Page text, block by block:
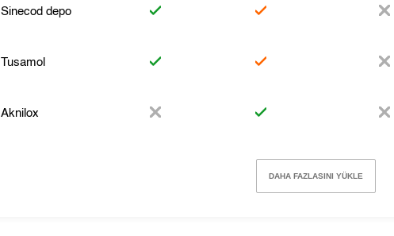
Sinecod depo
Tusamol
Aknilox
DAHA FAZLASINI YÜKLE